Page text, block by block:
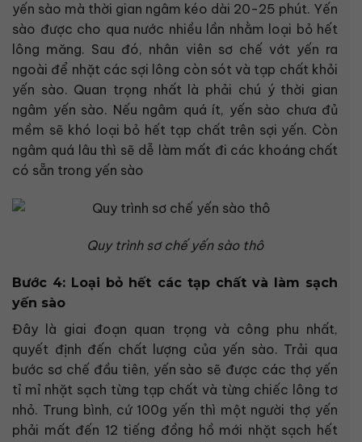
yến sào mà thời gian ngâm kéo dài 20-25 phút. Yến
sào được cho qua nước nhiều lần nhằm loại bỏ hết
lông măng. Sau đó, nhân viên sơ chế vớt yến ra
ngoài để nhặt các sợi lông còn sót và tạp chất khỏi
yến sào. Quan trọng nhất là phải chú ý thời gian
ngâm yến sào. Nếu ngâm quá ít, yến sào chưa đủ
mềm sẽ khó loại bỏ hết tạp chất trên sợi yến. Còn
ngâm quá lâu thì sẽ dễ làm mất đi các khoáng chất
có sẵn trong yến sào
Quy trình sơ chế yến sào thô
Bước 4: Loại bỏ hết các tạp chất và làm sạch
yến sào
Đây là giai đoạn quan trọng và công phu nhất,
quyết định đến chất lượng của yến sào. Trải qua
bước sơ chế đầu tiên, yến sào sẽ được các thợ yến
tỉ mỉ nhặt sạch từng tạp chất và từng chiếc lông tơ
nhỏ. Trung bình, cứ 100g yến thì một người thợ yến
phải mất đến 12 tiếng đồng hồ mới nhặt sạch hết